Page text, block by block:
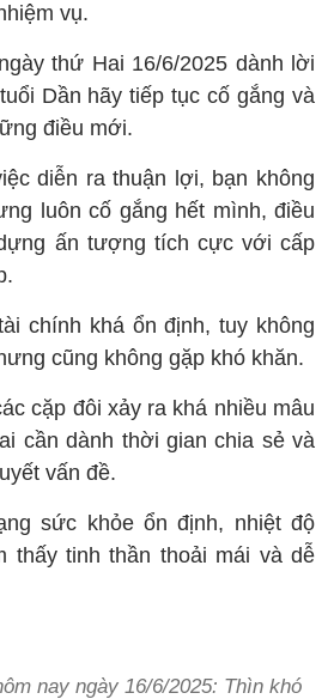
vụ.
thứ Hai 16/6/2025 dành lời
Dần hãy tiếp tục cố gắng và
điều mới.
diễn ra thuận lợi, bạn không
luôn cố gắng hết mình, điều
ấn tượng tích cực với cấp
chính khá ổn định, tuy không
cũng không gặp khó khăn.
cặp đôi xảy ra khá nhiều mâu
cần dành thời gian chia sẻ và
vấn đề.
sức khỏe ổn định, nhiệt độ
thấy tinh thần thoải mái và dễ
nay ngày 16/6/2025: Thìn khó